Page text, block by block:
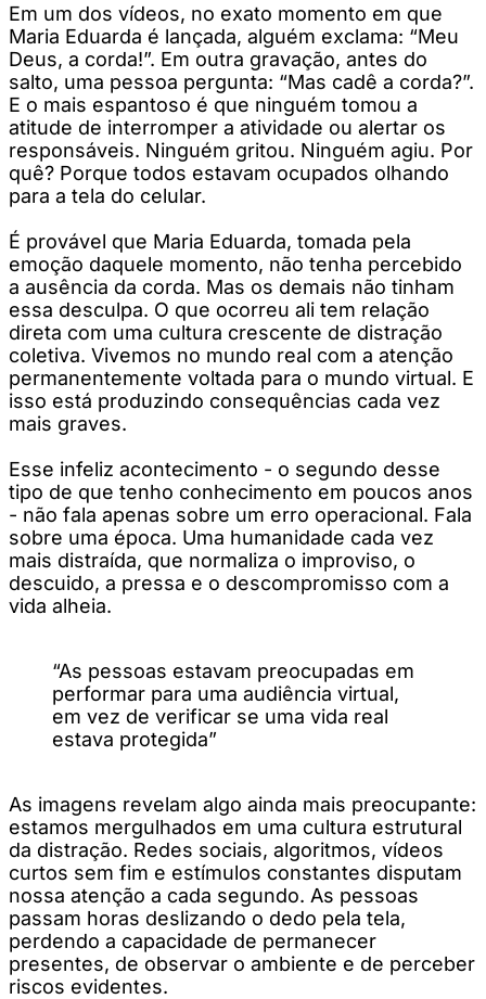
Em um dos vídeos, no exato momento em que
Maria Eduarda é lançada, alguém exclama: “Meu
Deus, a corda!”. Em outra gravação, antes do
salto, uma pessoa pergunta: “Mas cadê a corda?”.
E o mais espantoso é que ninguém tomou a
atitude de interromper a atividade ou alertar os
responsáveis. Ninguém gritou. Ninguém agiu. Por
quê? Porque todos estavam ocupados olhando
para a tela do celular.
É provável que Maria Eduarda, tomada pela
emoção daquele momento, não tenha percebido
a ausência da corda. Mas os demais não tinham
essa desculpa. O que ocorreu ali tem relação
direta com uma cultura crescente de distração
coletiva. Vivemos no mundo real com a atenção
permanentemente voltada para o mundo virtual. E
isso está produzindo consequências cada vez
mais graves.
Esse infeliz acontecimento - o segundo desse
tipo de que tenho conhecimento em poucos anos
- não fala apenas sobre um erro operacional. Fala
sobre uma época. Uma humanidade cada vez
mais distraída, que normaliza o improviso, o
descuido, a pressa e o descompromisso com a
vida alheia.
“As pessoas estavam preocupadas em
performar para uma audiência virtual,
em vez de verificar se uma vida real
estava protegida”
As imagens revelam algo ainda mais preocupante:
estamos mergulhados em uma cultura estrutural
da distração. Redes sociais, algoritmos, vídeos
curtos sem fim e estímulos constantes disputam
nossa atenção a cada segundo. As pessoas
passam horas deslizando o dedo pela tela,
perdendo a capacidade de permanecer
presentes, de observar o ambiente e de perceber
riscos evidentes.